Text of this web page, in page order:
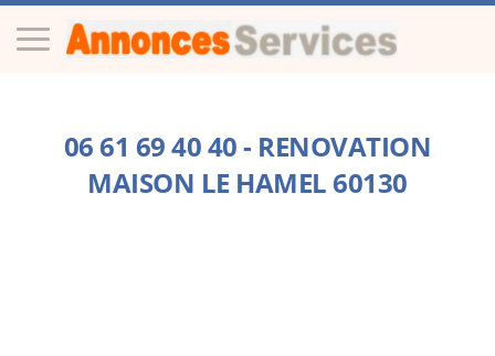
06 61 69 40 40 - RENOVATION
MAISON LE HAMEL 60130